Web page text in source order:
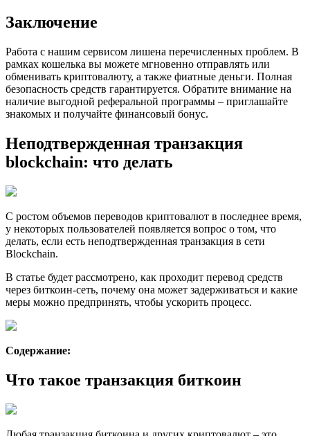
Заключение
Работа с нашим сервисом лишена перечисленных проблем. В
рамках кошелька вы можете мгновенно отправлять или
обменивать криптовалюту, а также фиатные деньги. Полная
безопасность средств гарантируется. Обратите внимание на
наличие выгодной реферальной программы – приглашайте
знакомых и получайте финансовый бонус.
Неподтвержденная транзакция
blockchain: что делать
С ростом объемов переводов криптовалют в последнее время,
у некоторых пользователей появляется вопрос о том, что
делать, если есть неподтвержденная транзакция в сети
Blockchain.
В статье будет рассмотрено, как проходит перевод средств
через биткоин-сеть, почему она может задерживаться и какие
меры можно предпринять, чтобы ускорить процесс.
Содержание:
Что такое транзакция биткоин